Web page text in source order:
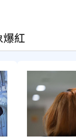
爆紅